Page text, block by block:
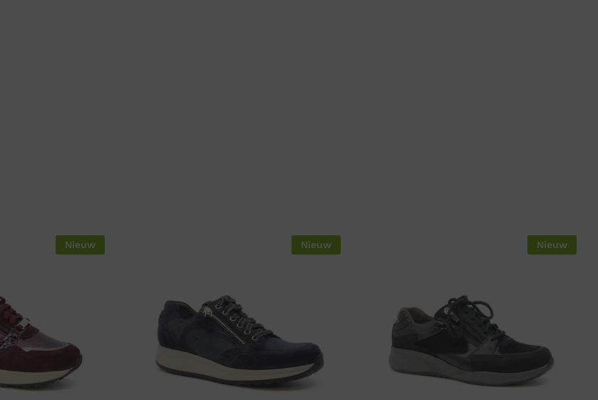
Nieuw Nieuw Nieuw